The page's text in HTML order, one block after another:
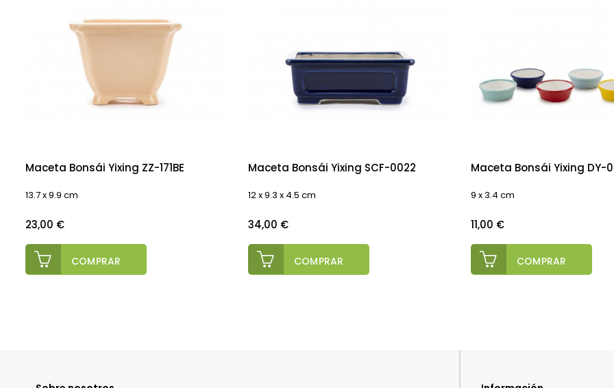
Maceta Bonsái Yixing ZZ-171BE
13.7 x 9.9 cm
Precio
23,00 €
COMPRAR
Maceta Bonsái Yixing SCF-0022
12 x 9.3 x 4.5 cm
Precio
34,00 €
COMPRAR
Maceta Bonsái Yixing DY-
9 x 3.4 cm
Precio
11,00 €
COMPRAR